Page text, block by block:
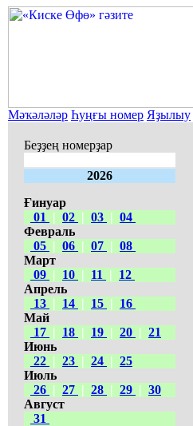
Мәҡәләләр Һуңғы номер Яҙылыу
Беҙҙең номерҙар
2026
Ғинуар
01
| 02 | 03 | 04
Февраль
05 | 06 | 07 | 08
Март
09 | 10 | 11 |
12
Апрель
13 | 14 | 15 |
16
Май
17 | 18 | 19 | 20 | 21
Июнь
22 | 23 | 24 | 25
Июль
26 | 27 | 28 | 29 | 30
Август
31